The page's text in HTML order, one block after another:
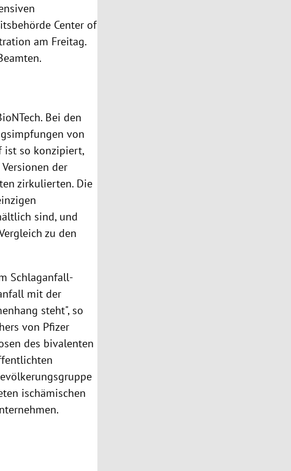
Center of
am Freitag.
Bei den
von
ist so konzipiert,
der
zirkulierten. Die
sind, und
zu den
Schlaganfall-
mit der
steht", so
von Pfizer
des bivalenten
ischämischen